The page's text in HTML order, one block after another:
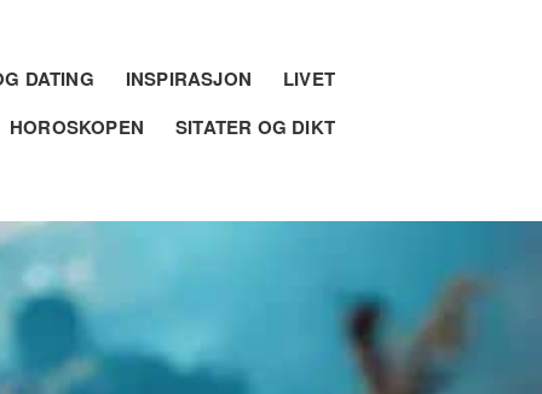
DATING INSPIRASJON
LIVET
HOROSKOPEN
SITATER OG DIKT